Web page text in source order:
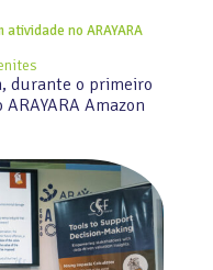
no ARAYARA
durante o primeiro
Amazon